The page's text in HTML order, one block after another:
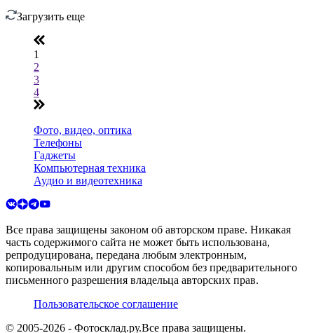
Загрузить еще
1
2
3
4
Фото, видео, оптика
Телефоны
Гаджеты
Компьютерная техника
Аудио и видеотехника
Все права защищены законом об авторском праве. Никакая
часть содержимого сайта не может быть использована,
репродуцирована, передана любым электронным,
копировальным или другим способом без предварительного
письменного разрешения владельца авторских прав.
Пользовательское соглашение
© 2005-2026 - Фотосклад.ру.Все права защищены.